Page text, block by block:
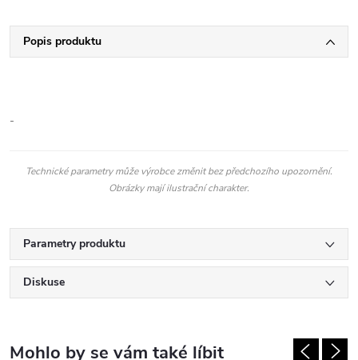
Popis produktu
-
Technické parametry může výrobce změnit bez předchozího upozornění.
Obrázky mají ilustrační charakter.
Parametry produktu
Diskuse